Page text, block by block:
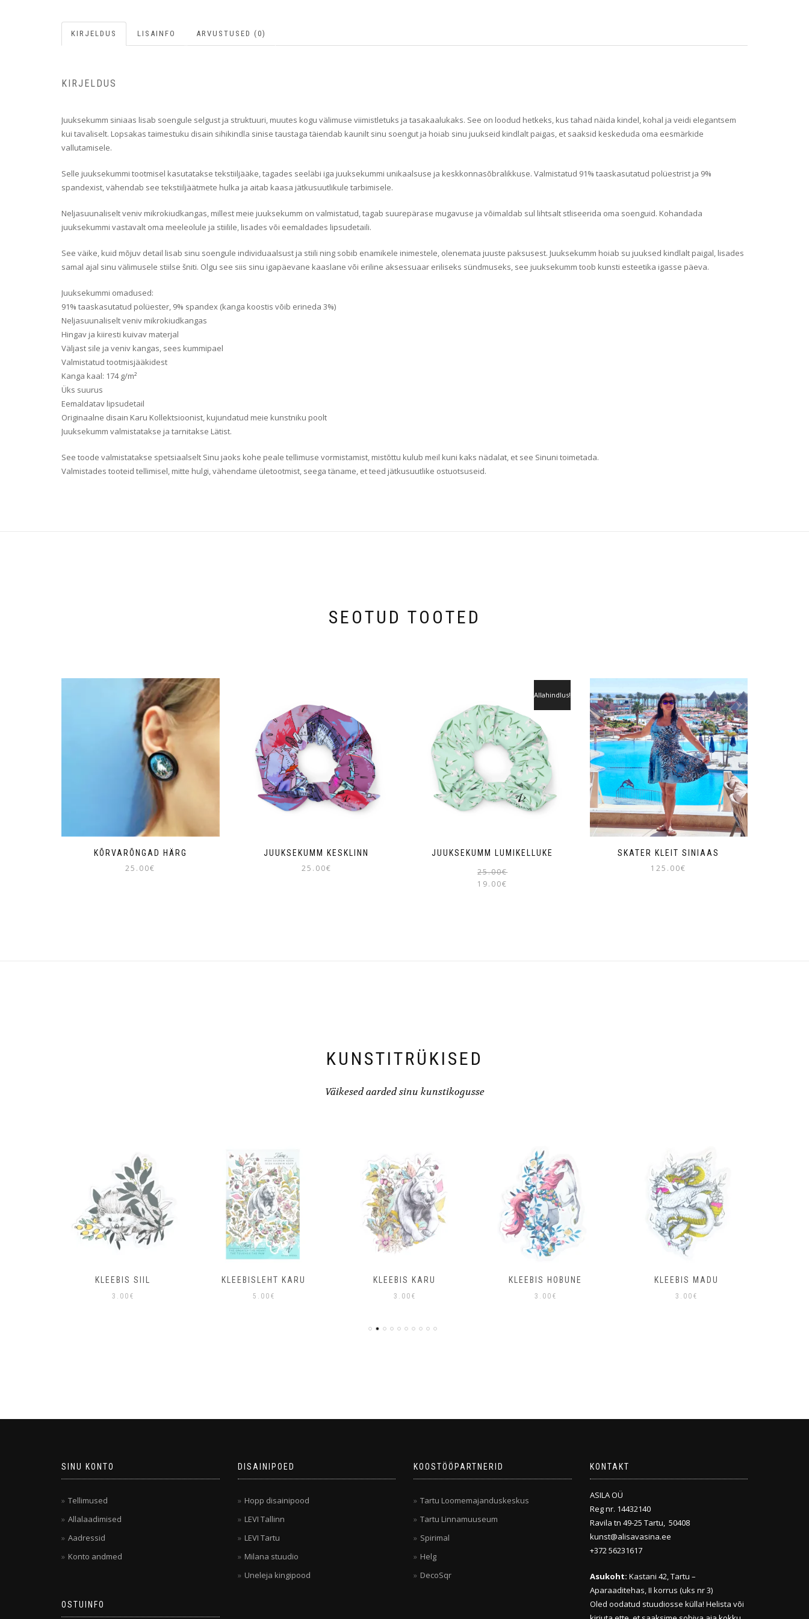
KIRJELDUS LISAINFO ARVUSTUSED (0)
KIRJELDUS
Juuksekumm siniaas lisab soengule selgust ja struktuuri, muutes kogu välimuse viimistletuks ja tasakaalukaks. See on loodud hetkeks, kus tahad näida kindel, kohal ja veidi elegantsem
kui tavaliselt. Lopsakas taimestuku disain sihikindla sinise taustaga täiendab kaunilt sinu soengut ja hoiab sinu juukseid kindlalt paigas, et saaksid keskeduda oma eesmärkide
vallutamisele.
Selle juuksekummi tootmisel kasutatakse tekstiiljääke, tagades seeläbi iga juuksekummi unikaalsuse ja keskkonnasõbralikkuse. Valmistatud 91% taaskasutatud polüestrist ja 9%
spandexist, vähendab see tekstiiljäätmete hulka ja aitab kaasa jätkusuutlikule tarbimisele.
Neljasuunaliselt veniv mikrokiudkangas, millest meie juuksekumm on valmistatud, tagab suurepärase mugavuse ja võimaldab sul lihtsalt stliseerida oma soenguid. Kohandada
juuksekummi vastavalt oma meeleolule ja stiilile, lisades või eemaldades lipsudetaili.
See väike, kuid mõjuv detail lisab sinu soengule individuaalsust ja stiili ning sobib enamikele inimestele, olenemata juuste paksusest. Juuksekumm hoiab su juuksed kindlalt paigal, lisades
samal ajal sinu välimusele stiilse šniti. Olgu see siis sinu igapäevane kaaslane või eriline aksessuaar eriliseks sündmuseks, see juuksekumm toob kunsti esteetika igasse päeva.
Juuksekummi omadused:
91% taaskasutatud polüester, 9% spandex (kanga koostis võib erineda 3%)
Neljasuunaliselt veniv mikrokiudkangas
Hingav ja kiiresti kuivav materjal
Väljast sile ja veniv kangas, sees kummipael
Valmistatud tootmisjääkidest
Kanga kaal: 174 g/m²
Üks suurus
Eemaldatav lipsudetail
Originaalne disain Karu Kollektsioonist, kujundatud meie kunstniku poolt
Juuksekumm valmistatakse ja tarnitakse Lätist.
See toode valmistatakse spetsiaalselt Sinu jaoks kohe peale tellimuse vormistamist, mistõttu kulub meil kuni kaks nädalat, et see Sinuni toimetada.
Valmistades tooteid tellimisel, mitte hulgi, vähendame ületootmist, seega täname, et teed jätkusuutlike ostuotsuseid.
SEOTUD TOOTED
KÕRVARÕNGAD HÄRG
25.00€
JUUKSEKUMM KESKLINN
25.00€
JUUKSEKUMM LUMIKELLUKE
Allahindlus!
25.00€
19.00€
SKATER KLEIT SINIAAS
125.00€
KUNSTITRÜKISED
Väikesed aarded sinu kunstikogusse
KLEEBIS SIIL
3.00 €
KLEEBISLEHT KARU
5.00 €
KLEEBIS KARU
3.00 €
KLEEBIS HOBUNE
3.00 €
KLEEBIS MADU
3.00 €
SINU KONTO
Tellimused
Allalaadimised
Aadressid
Konto andmed
OSTUINFO
DISAINIPOED
Hopp disainipood
LEVI Tallinn
LEVI Tartu
Milana stuudio
Uneleja kingipood
KOOSTÖÖPARTNERID
Tartu Loomemajanduskeskus
Tartu Linnamuuseum
Spirimal
Helg
DecoSqr
KONTAKT
ASILA OÜ
Reg nr. 14432140
Ravila tn 49-25 Tartu, 50408
kunst@alisavasina.ee
+372 56231617
Asukoht: Kastani 42, Tartu –
Aparaaditehas, II korrus (uks nr 3)
Oled oodatud stuudiosse külla! Helista või